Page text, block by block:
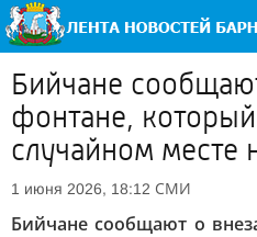
Бийчане
фонтане,
случайном месте
1 июня 2026, 18:12 СМИ
Бийчане сообщают о